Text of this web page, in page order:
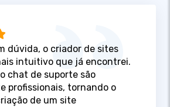
dúvida, o criador de sites
intuitivo que já encontrei.
chat de suporte são
profissionais, tornando o
de um site